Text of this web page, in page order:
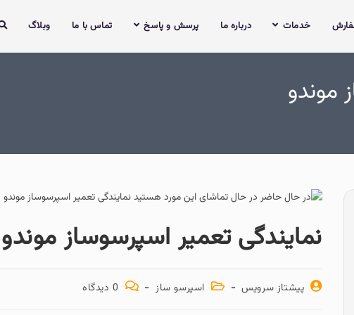
خدمات درباره ما پرسش و پاسخ تماس با ما وبلاگ
موندو
نمایندگی تعمیر اسپرسوساز موندو
پیشتاز سرویس اسپرسو ساز 0 دیدگاه